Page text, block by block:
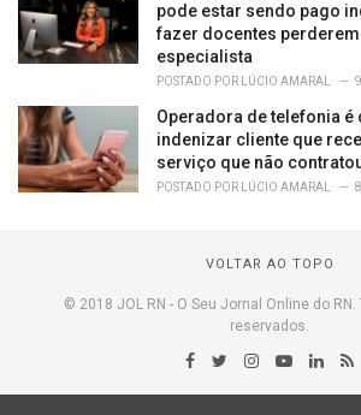
pode estar sendo pago
fazer docentes
especialista
POSTADO POR LÚCIO AMARAL
Operadora de telefonia é
indenizar cliente que
serviço que não
POSTADO POR LÚCIO AMARAL
VOLTAR AO TOPO
© 2018 JOL RN - O Seu Jornal Online do
reservados.